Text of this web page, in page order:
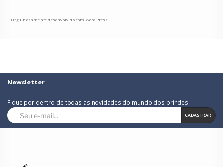
Orgulhosamente desenvolvido com WordPress
Newsletter
Fique por dentro de todas as novidades do mundo dos brindes!
CADASTRAR